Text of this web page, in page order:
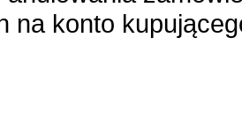
na konto